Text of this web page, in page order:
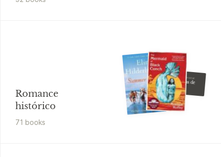
Romance
histórico
71 books
Marguerite Yourcenar
Memórias de
Adriano